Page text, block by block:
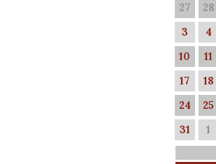
27 28
3
4
10
11
17
18
24
25
31
1